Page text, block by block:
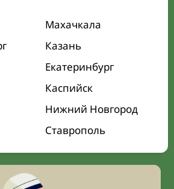
Махачкала
Казань
Екатеринбург
Каспийск
Нижний Новгород
Ставрополь